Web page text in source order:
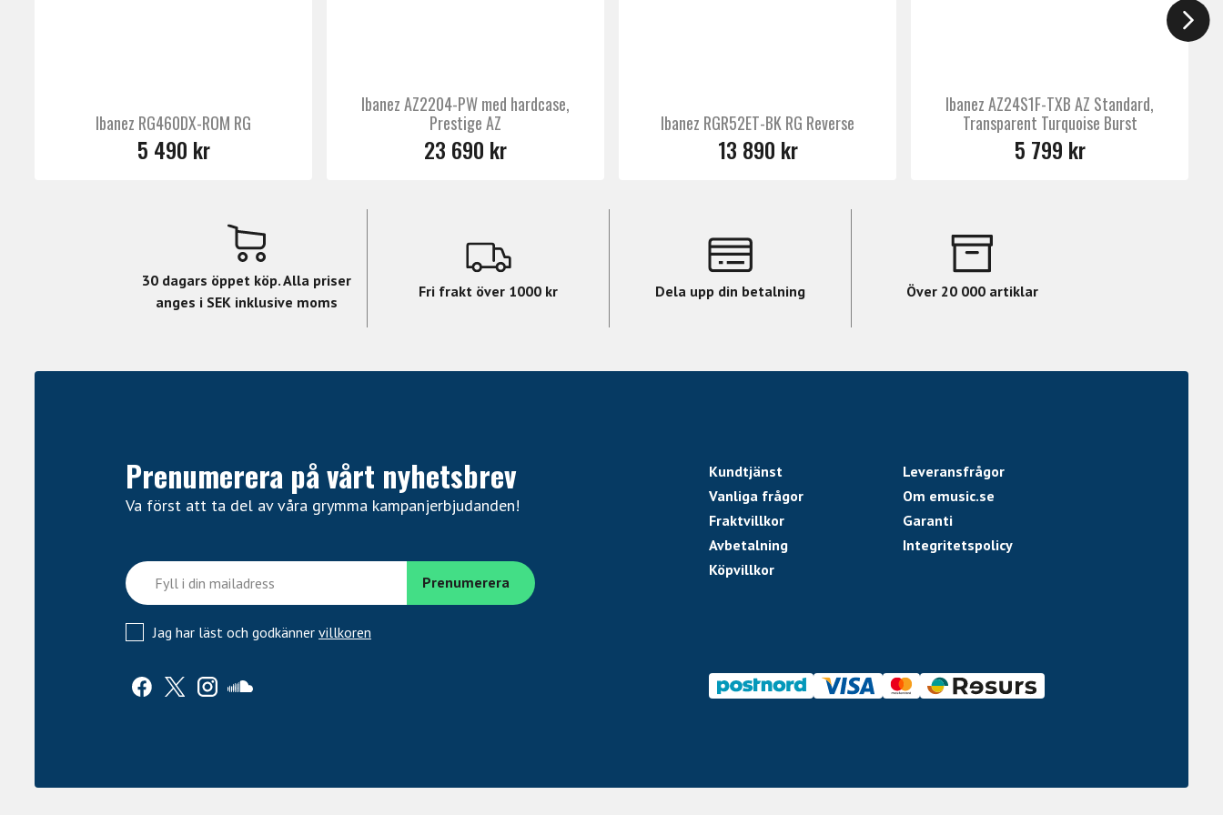
Ibanez RG460DX-ROM RG
5 490 kr
Ibanez AZ2204-PW med hardcase,
Prestige AZ
23 690 kr
Ibanez RGR52ET-BK RG Reverse
13 890 kr
Ibanez AZ24S1F-TXB AZ Standard,
Transparent Turquoise Burst
5 799 kr
30 dagars öppet köp. Alla priser
anges i SEK inklusive moms
Fri frakt över 1000 kr Dela upp din betalning Över 20 000 artiklar
Prenumerera på vårt nyhetsbrev
Va först att ta del av våra grymma kampanjerbjudanden!
Jag har läst och godkänner villkoren
Kundtjänst
Leveransfrågor
Vanliga frågor
Om emusic.se
Fraktvillkor
Garanti
Avbetalning
Integritetspolicy
Köpvillkor